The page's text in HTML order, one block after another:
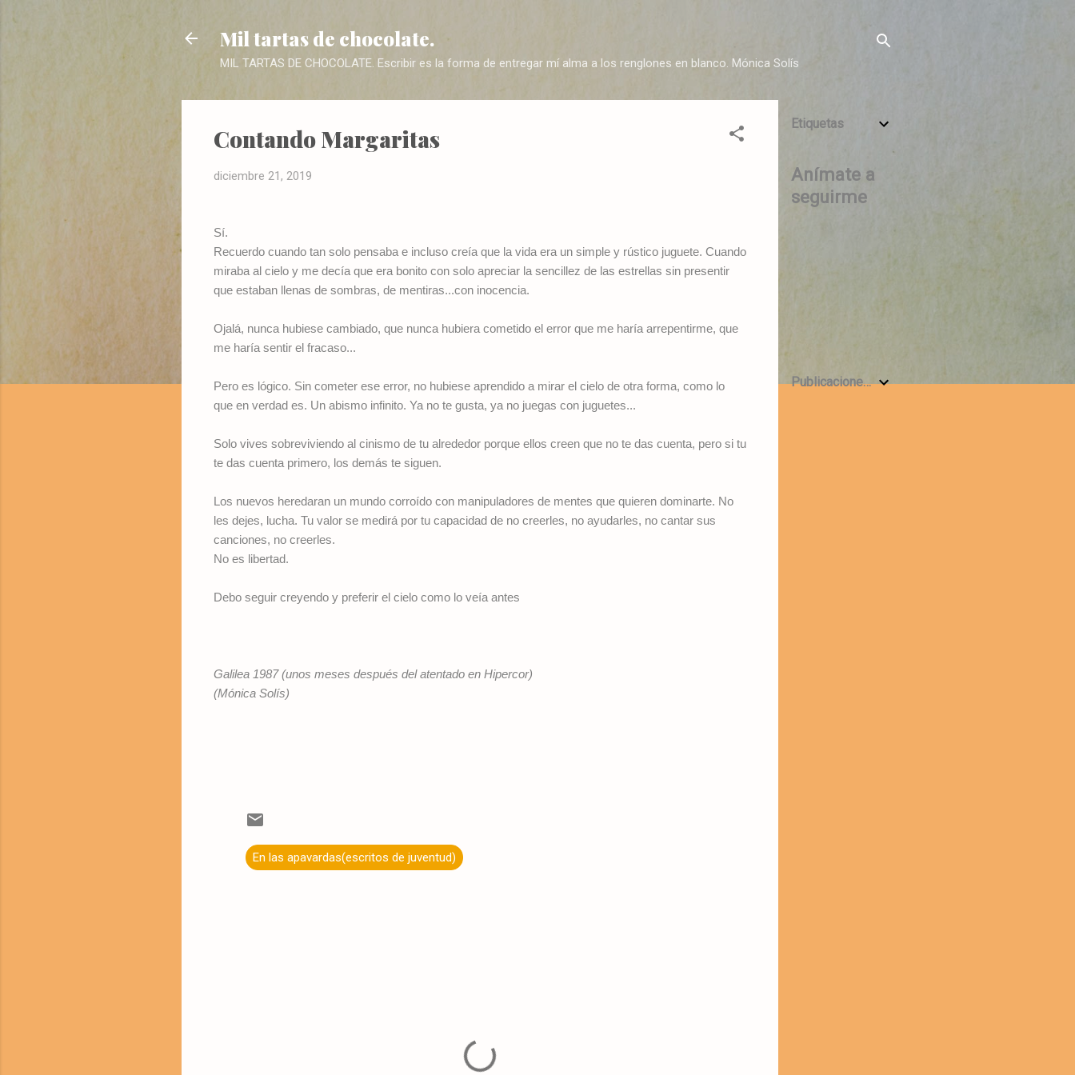
Mil tartas de chocolate.
MIL TARTAS DE CHOCOLATE. Escribir es la forma de entregar mí alma a los renglones en blanco. Mónica Solís
Etiquetas
Anímate a
seguirme
Publicaciones anteriores
Contando Margaritas
diciembre 21, 2019
Sí.
Recuerdo cuando tan solo pensaba e incluso creía que la vida era un simple y rústico juguete. Cuando
miraba al cielo y me decía que era bonito con solo apreciar la sencillez de las estrellas sin presentir
que estaban llenas de sombras, de mentiras...con inocencia.
Ojalá, nunca hubiese cambiado, que nunca hubiera cometido el error que me haría arrepentirme, que
me haría sentir el fracaso...
Pero es lógico. Sin cometer ese error, no hubiese aprendido a mirar el cielo de otra forma, como lo
que en verdad es. Un abismo infinito. Ya no te gusta, ya no juegas con juguetes...
Solo vives sobreviviendo al cinismo de tu alrededor porque ellos creen que no te das cuenta, pero si tu
te das cuenta primero, los demás te siguen.
Los nuevos heredaran un mundo corroído con manipuladores de mentes que quieren dominarte. No
les dejes, lucha. Tu valor se medirá por tu capacidad de no creerles, no ayudarles, no cantar sus
canciones, no creerles.
No es libertad.
Debo seguir creyendo y preferir el cielo como lo veía antes
Galilea 1987 (unos meses después del atentado en Hipercor)
(Mónica Solís)
En las apavardas(escritos de juventud)